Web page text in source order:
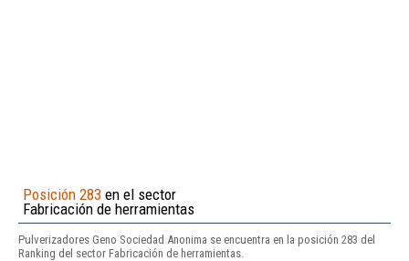
Posición 283 en el sector
Fabricación de herramientas
Pulverizadores Geno Sociedad Anonima se encuentra en la posición 283 del
Ranking del sector Fabricación de herramientas.